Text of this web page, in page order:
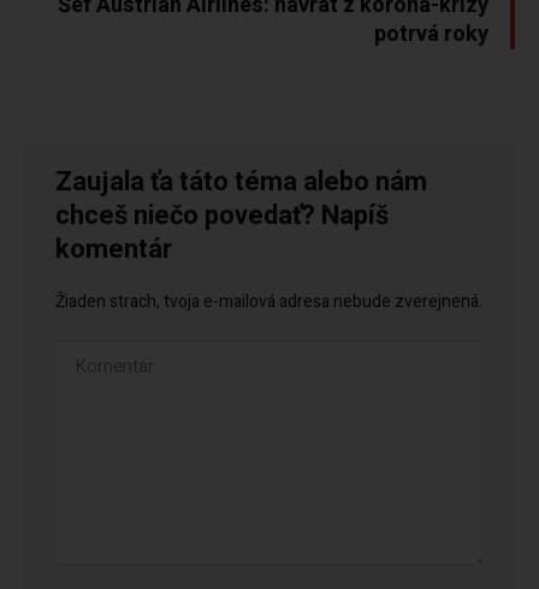
potrvá roky
Zaujala ťa táto téma alebo nám
chceš niečo povedať? Napíš
komentár
Žiaden strach, tvoja e-mailová adresa nebude zverejnená.